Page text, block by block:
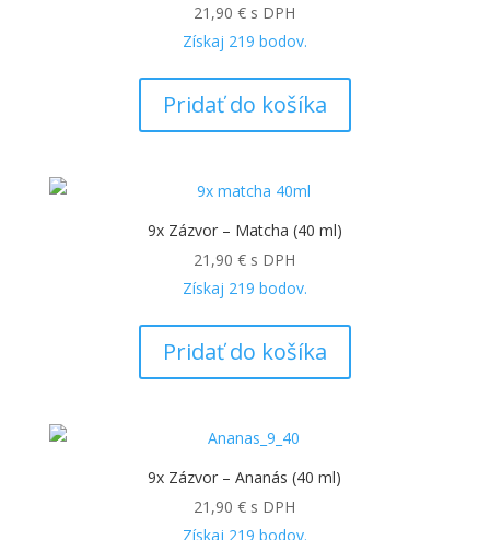
21,90€ s DPH
Získaj 219 bodov.
Pridať do košíka
9x Zázvor – Matcha (40 ml)
21,90€ s DPH
Získaj 219 bodov.
Pridať do košíka
9x Zázvor – Ananás (40 ml)
21,90€ s DPH
Získaj 219 bodov.